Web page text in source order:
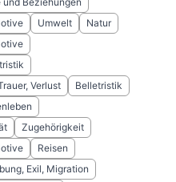
Umwelt
Natur
Verlust
Belletristik
Zugehörigkeit
Reisen
Exil, Migration